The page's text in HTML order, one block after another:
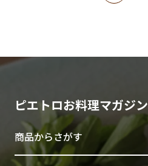
ピエトロお料理マガジン
商品からさがす